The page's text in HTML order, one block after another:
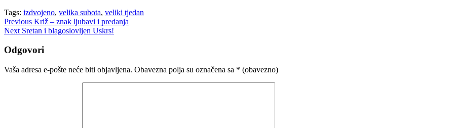
Tags: izdvojeno, velika subota, veliki tjedan
Navigacija
objava
Previous Križ – znak ljubavi i predanja
Next Sretan i blagoslovljen Uskrs!
Odgovori
Vaša adresa e-pošte neće biti objavljena. Obavezna polja su označena sa * (obavezno)